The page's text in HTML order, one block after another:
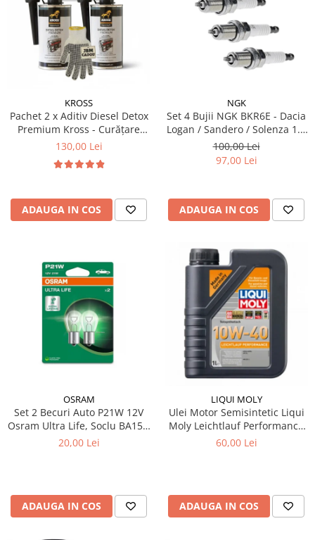
Adaptoare LED
Accesorii electronice auto
Camere Auto DVR
Senzori de Parcare
Odorizante Auto
Parfum Original
Parfum Auto
KROSS
Pachet 2 x Aditiv Diesel Detox
Premium Kross - Curățare
Completă, +5 Puncte Cetanic
130,00 Lei
ADAUGA IN COS
NGK
Set 4 Bujii NGK BKR6E - Dacia
Logan / Sandero / Solenza 1.4
& 1.6 MPI - Kit Complet
100,00 Lei
97,00 Lei
ADAUGA IN COS
OSRAM
Set 2 Becuri Auto P21W 12V
Osram Ultra Life, Soclu BA15s,
Durata de Viata Extinsa (4x),
20,00 Lei
ADAUGA IN COS
LIQUI MOLY
Ulei Motor Semisintetic Liqui
Moly Leichtlauf Performance
10W-40 1 litru
60,00 Lei
ADAUGA IN COS